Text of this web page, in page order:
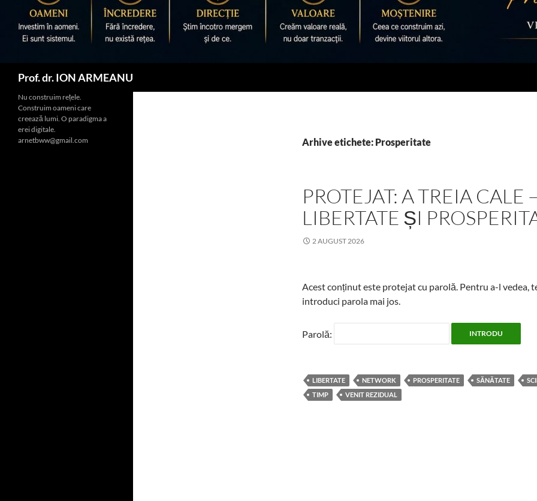
Prof. dr. ION ARMEANU
Arhive etichete: Prosperitate
PROTEJAT: A TREIA CALE –
LIBERTATE ȘI
2 AUGUST 2026
Acest conținut este protejat cu parolă. Pentru a-l vedea,
introduci parola mai jos.
Parolă:
LIBERTATE NETWORK PROSPERITATE SĂNĂTATE
TIMP
VENIT REZIDUAL
Nu construim rețele.
Construim oameni care
creează lumi. O paradigma a
erei digitale.
arnetbww@gmail.com